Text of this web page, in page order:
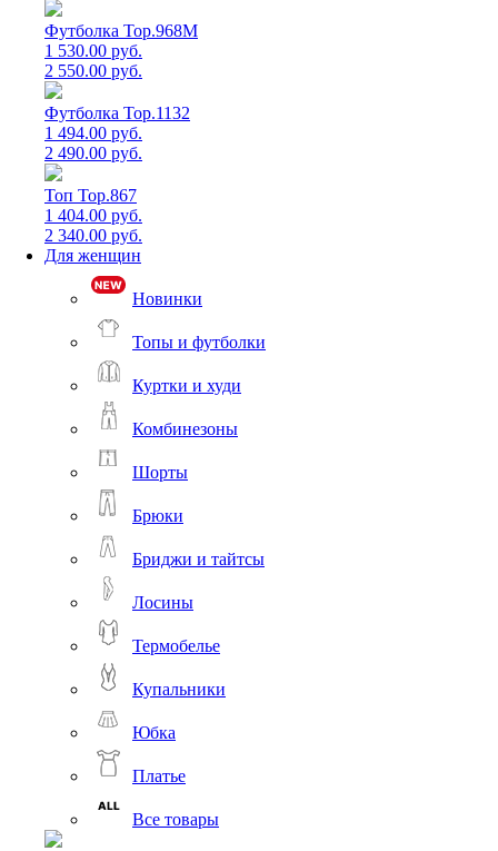
Футболка Top.968M
1 530.00 руб.
2 550.00 руб.
Футболка Top.1132
1 494.00 руб.
2 490.00 руб.
Топ Top.867
1 404.00 руб.
2 340.00 руб.
Для женщин
Новинки
Топы и футболки
Куртки и худи
Комбинезоны
Шорты
Брюки
Бриджи и тайтсы
Лосины
Термобелье
Купальники
Юбка
Платье
Все товары